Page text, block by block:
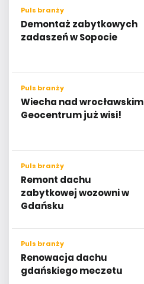
Puls branży
Demontaż zabytkowych
zadaszeń w Sopocie
Puls branży
Wiecha nad wrocławskim
Geocentrum już wisi!
Puls branży
Remont dachu
zabytkowej wozowni w
Gdańsku
Puls branży
Renowacja dachu
gdańskiego meczetu